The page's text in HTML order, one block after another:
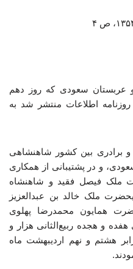
عربستان سعودی که روز دهم
چهارم روزنامه اطلاعات منتشر شد به
و برادری بین کشور شاهنشاهی
و در پشتیبانی از همکاری
ملک فیصل فقید و شاهنشاه
ملک خالد بن عبدالعزیز
همایون محمدرضا پهلوی
هفده و هجده ربیع‌الثانی هزار و
هشتم و نهم اردیبهشت ماه